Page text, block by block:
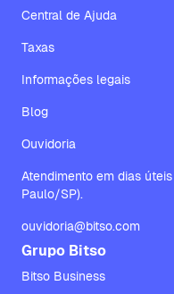
Central de Ajuda
Taxas
Informações legais
Blog
Ouvidoria
Atendimento em dias
Paulo/SP).
ouvidoria@bitso.com
Grupo Bitso
Bitso Business